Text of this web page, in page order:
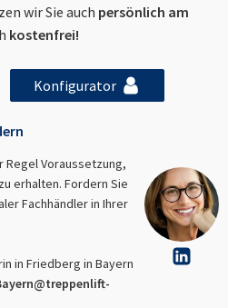
wir Sie auch persönlich am
kostenfrei!
Konfigurator
Regel Voraussetzung,
erhalten. Fordern Sie
Fachhändler in Ihrer
in Friedberg in Bayern
@treppenlift-